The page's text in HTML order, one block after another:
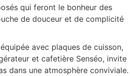
qui feront le bonheur des
de douceur et de complicité
avec plaques de cuisson,
et cafetière Senséo, invite
dans une atmosphère conviviale.